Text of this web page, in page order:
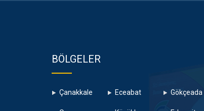
BÖLGELER
Çanakkale Eceabat Gökçeada